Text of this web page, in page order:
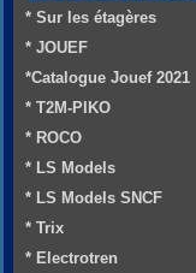
* Sur les étagères
* JOUEF
*Catalogue Jouef 2021
* T2M-PIKO
* ROCO
* LS Models
* LS Models SNCF
* Trix
* Electrotren